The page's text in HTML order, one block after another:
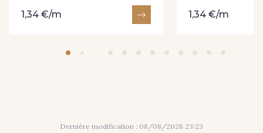
386 - Lilas
1,34 €/m 1,34 €/m
Dernière modification : 08/08/2026 23:23